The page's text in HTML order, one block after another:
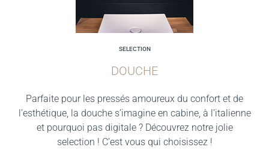
SELECTION
DOUCHE
Parfaite pour les pressés amoureux du confort et de
l’esthétique, la douche s’imagine en cabine, à l’italienne
et pourquoi pas digitale ? Découvrez notre jolie
selection ! C’est vous qui choisissez !